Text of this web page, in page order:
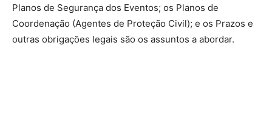
Planos de Segurança dos Eventos; os Planos de
Coordenação (Agentes de Proteção Civil); e os Prazos e
outras obrigações legais são os assuntos a abordar.